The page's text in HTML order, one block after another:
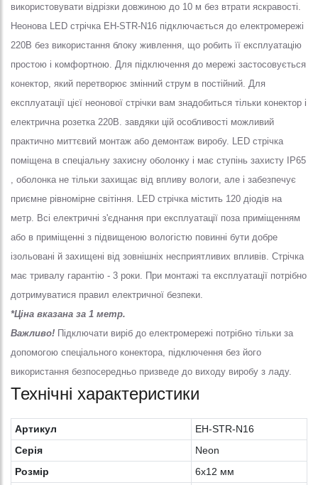
використовувати відрізки довжиною до 10 м без втрати яскравості.
Неонова LED стрічка EH-STR-N16 підключається до електромережі
220В без використання блоку живлення, що робить її експлуатацію
простою і комфортною. Для підключення до мережі застосовується
конектор, який перетворює змінний струм в постійний. Для
експлуатації цієї неонової стрічки вам знадобиться тільки конектор і
електрична розетка 220В. завдяки цій особливості можливий
практично миттєвий монтаж або демонтаж виробу. LED стрічка
поміщена в спеціальну захисну оболонку і має ступінь захисту IP65
, оболонка не тільки захищає від впливу вологи, але і забезпечує
приємне рівномірне світіння. LED стрічка містить 120 діодів на
метр. Всі електричні з'єднання при експлуатації поза приміщенням
або в приміщенні з підвищеною вологістю повинні бути добре
ізольовані й захищені від зовнішніх несприятливих впливів. Стрічка
має тривалу гарантію - 3 роки. При монтажі та експлуатації потрібно
дотримуватися правил електричної безпеки.
*Ціна вказана за 1 метр.
Важливо! Підключати виріб до електромережі потрібно тільки за
допомогою спеціального конектора, підключення без його
використання безпосередньо призведе до виходу виробу з ладу.
Технічні характеристики
Артикул
EH-STR-N16
Серія
Neon
Розмір
6х12 мм